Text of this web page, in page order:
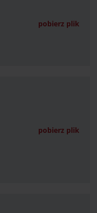
pobierz plik
pobierz plik